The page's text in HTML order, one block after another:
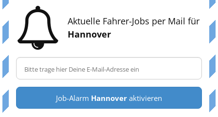
Aktuelle Fahrer-Jobs per Mail für
Hannover
Job-Alarm Hannover aktivieren